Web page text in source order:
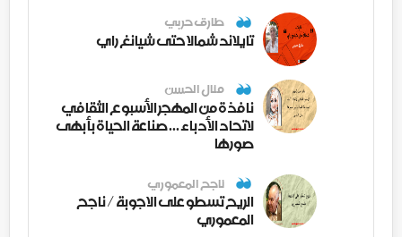
طارق حربي
تايلاند شمالا حتى شيانغ راي
منال الحسن
نافذة من المهجر الأسبوع الثقافي
لاتحاد الأدباء ... صناعة الحياة بأبهى
صورها
ناجح المعموري
الريح تسطو على الاجوبة / ناجح
المعموري